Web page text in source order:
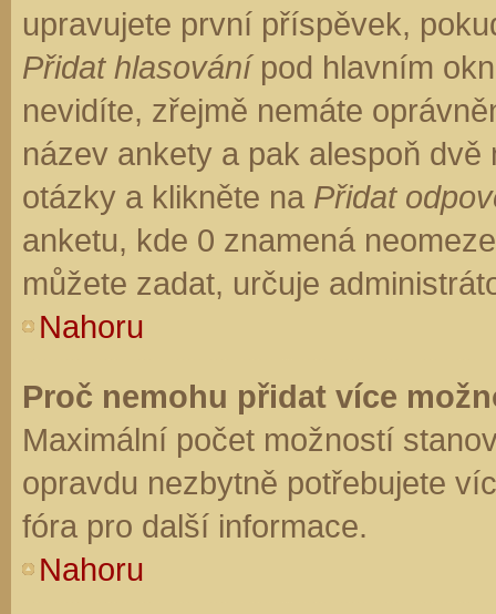
upravujete první příspěvek,
Přidat hlasovánípod hlavním
nevidíte, zřejmě nemáte
název ankety a pak alespoň
otázky a klikněte na Přidat
anketu, kde 0 znamená
můžete zadat, určuje
Nahoru
Proč nemohu přidat více
Maximální počet možností
opravdu nezbytně potřebujete
fóra pro další informace.
Nahoru